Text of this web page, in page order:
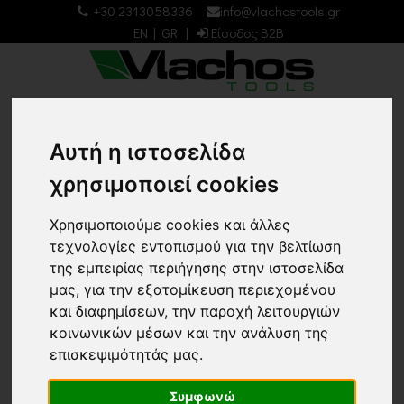
Αυτή η ιστοσελίδα
χρησιμοποιεί cookies
Χρησιμοποιούμε cookies και άλλες
τεχνολογίες εντοπισμού για την βελτίωση
της εμπειρίας περιήγησης στην ιστοσελίδα
μας, για την εξατομίκευση περιεχομένου
και διαφημίσεων, την παροχή λειτουργιών
κοινωνικών μέσων και την ανάλυση της
επισκεψιμότητάς μας.
Συμφωνώ
+30 2313058336
info@vlachostools.gr
EN | GR | Είσοδος B2B
Επιστροφή
ΝΕΑ
Μεταφορά εγκαταστάσεων
στις νέες ιδιόκτητες,